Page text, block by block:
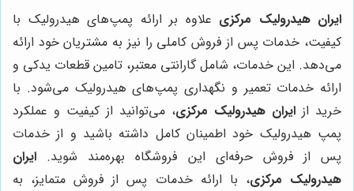
ایران هیدرولیک مرکزی علاوه بر ارائه پمپ‌های هیدرولیک با
کیفیت، خدمات پس از فروش کاملی را نیز به مشتریان خود ارائه
می‌دهد. این خدمات، شامل گارانتی معتبر، تامین قطعات یدکی و
ارائه خدمات تعمیر و نگهداری پمپ‌های هیدرولیک می‌شود. با
خرید از ایران هیدرولیک مرکزی، می‌توانید از کیفیت و عملکرد
پمپ هیدرولیک خود اطمینان کامل داشته باشید و از خدمات
پس از فروش حرفه‌ای این فروشگاه بهره‌مند شوید. ایران
هیدرولیک مرکزی، با ارائه خدمات پس از فروش متمایز، به